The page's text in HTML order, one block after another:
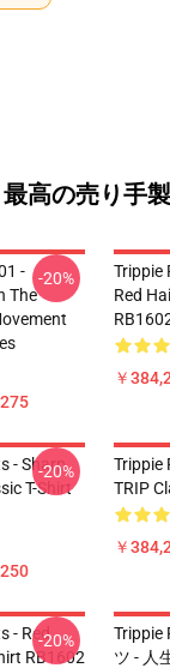
最高の売り手
-
The
-20%
Trippie
Red
￥
- Sharp
T-Shirt
-20%
Trippie
TRIP
￥
- Red
RB1602
-20%
Trippie
ツ - 人